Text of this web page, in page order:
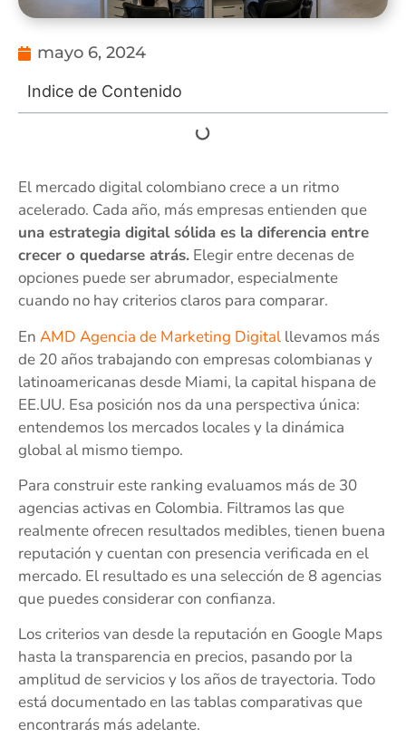
mayo 6, 2024
Indice de Contenido
El mercado digital colombiano crece a un ritmo
acelerado. Cada año, más empresas entienden que
una estrategia digital sólida es la diferencia entre
crecer o quedarse atrás. Elegir entre decenas de
opciones puede ser abrumador, especialmente
cuando no hay criterios claros para comparar.
En AMD Agencia de Marketing Digital llevamos más
de 20 años trabajando con empresas colombianas y
latinoamericanas desde Miami, la capital hispana de
EE.UU. Esa posición nos da una perspectiva única:
entendemos los mercados locales y la dinámica
global al mismo tiempo.
Para construir este ranking evaluamos más de 30
agencias activas en Colombia. Filtramos las que
realmente ofrecen resultados medibles, tienen buena
reputación y cuentan con presencia verificada en el
mercado. El resultado es una selección de 8 agencias
que puedes considerar con confianza.
Los criterios van desde la reputación en Google Maps
hasta la transparencia en precios, pasando por la
amplitud de servicios y los años de trayectoria. Todo
está documentado en las tablas comparativas que
encontrarás más adelante.